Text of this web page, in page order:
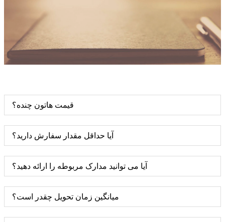
قیمت هاتون چنده؟
آیا حداقل مقدار سفارش دارید؟
آیا می توانید مدارک مربوطه را ارائه دهید؟
میانگین زمان تحویل چقدر است؟